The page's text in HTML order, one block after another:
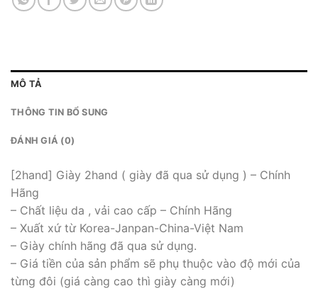
MÔ TẢ
THÔNG TIN BỔ SUNG
ĐÁNH GIÁ (0)
[2hand] Giày 2hand ( giày đã qua sử dụng ) – Chính
Hãng
– Chất liệu da , vải cao cấp – Chính Hãng
– Xuất xứ từ Korea-Janpan-China-Việt Nam
– Giày chính hãng đã qua sử dụng.
– Giá tiền của sản phẩm sẽ phụ thuộc vào độ mới của
từng đôi (giá càng cao thì giày càng mới)